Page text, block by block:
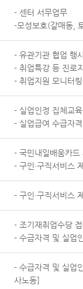
- 센터 서무업무
-모성보호(갈매동,
- 유관기관 협업 행
- 취업특강 등 진로
- 취업지원 모니터
- 실업인정 집체교
- 실업급여 수급자
- 국민내일배움카드
- 구인·구직서비스
- 구인·구직서비스
- 조기재취업수당
- 수급자격 및 실업
- 수급자격 및 실업
사노동]